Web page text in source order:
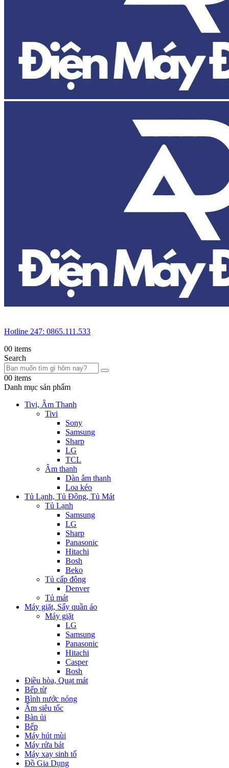
Hotline 247: 0865.111.533
00 items
Search
00 items
Danh mục sản phẩm
Tivi, Âm Thanh
Tivi
Sony
Samsung
Sharp
LG
TCL
Âm thanh
Dàn âm thanh
Loa kéo
Tủ Lạnh, Tủ Đông, Tủ Mát
Tủ Lạnh
Samsung
LG
Sharp
Panasonic
Hitachi
Bosh
Beko
Tủ cấp đông
Denver
Tủ mát
Máy giặt, Sấy quần áo
Máy giặt
LG
Samsung
Panasonic
Hitachi
Casper
Bosh
Điều hòa, Quạt mát
Bếp từ
Bình nước nóng
Ấm siêu tốc
Bàn ủi
Bếp
Máy hút mùi
Máy rửa bát
Máy xay sinh tố
Đồ Gia Dụng